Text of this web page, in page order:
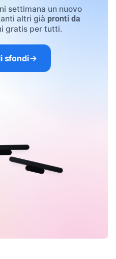
settimana un nuovo
altri già pronti da
gratis per tutti.
sfondi